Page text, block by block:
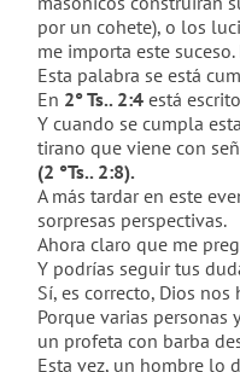
por un cohete), o los
me importa este
Esta palabra se está
En 2° Ts.. 2:4 está
Y cuando se cumpla
tirano que viene con
(2 °Ts.. 2:8).
A más tardar en este
sorpresas perspectivas.
Ahora claro que me
Y podrías seguir tus
Sí, es correcto, Dios
Porque varias
un profeta con barba
Esta vez, un hombre lo